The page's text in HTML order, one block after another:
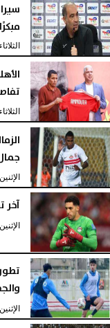
مبكرًا
الثلاثاء، 4
الثلاثاء، 4
الإثنين، 3 أغسطس
آخر
الإثنين، 3 أغسطس
الإثنين، 3 أغسطس